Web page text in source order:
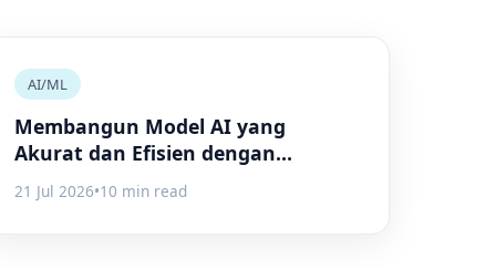
AI/ML
Membangun Model AI yang
Akurat dan Efisien dengan
TensorFlow
21 Jul 2026•10 min read